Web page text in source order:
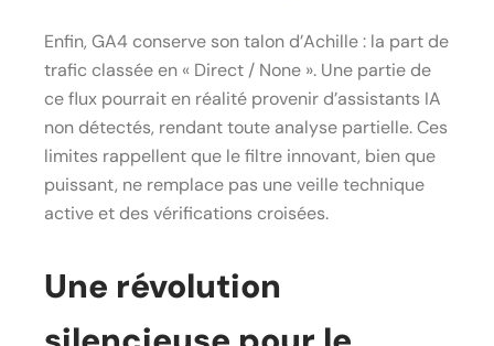
Enfin, GA4 conserve son talon d’Achille : la part de
trafic classée en « Direct / None ». Une partie de
ce flux pourrait en réalité provenir d’assistants IA
non détectés, rendant toute analyse partielle. Ces
limites rappellent que le filtre innovant, bien que
puissant, ne remplace pas une veille technique
active et des vérifications croisées.
Une révolution